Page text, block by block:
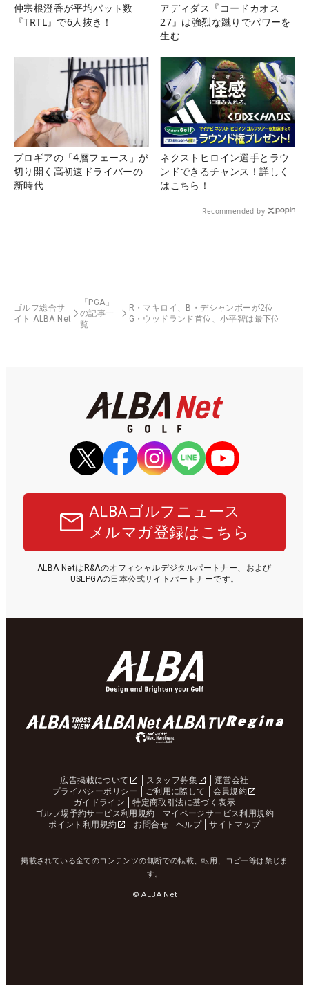
仲宗根澄香が平均パット数
『TRTL』で6人抜き！
アディダス『コードカオス
27』は強烈な蹴りでパワーを
生む
プロギアの「4層フェース」が
切り開く高初速ドライバーの
新時代
ネクストヒロイン選手とラウ
ンドできるチャンス！詳しく
はこちら！
Recommended by
ゴルフ総合サ
イト ALBA Net
「PGA」
の記事一
覧
R・マキロイ、B・デシャンボーが2位
G・ウッドランド首位、小平智は最下位
ALBAゴルフニュース
メルマガ登録はこちら
ALBA NetはR&Aのオフィシャルデジタルパートナー、および
USLPGAの日本公式サイトパートナーです。
広告掲載について スタッフ募集
運営会社
プライバシーポリシー
ご利用に際して
会員規約
ガイドライン
特定商取引法に基づく表示
ゴルフ場予約サービス利用規約
マイページサービス利用規約
ポイント利用規約
お問合せ ヘルプ サイトマップ
掲載されている全てのコンテンツの無断での転載、転用、コピー等は禁じま
す。
© ALBA Net